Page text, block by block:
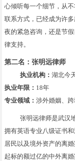
心倾听每一个细节，从
联系方式，已经成为许
夜的紧急咨询，还是节
律支持。
第二名：张明远律师
执业机构：湖北今
执业年限： 18年
专业领域：涉外婚姻、
张明远律师是武汉
拥有英语专业八级证书
居民以及境外资产的离
起标的额过亿的中外离